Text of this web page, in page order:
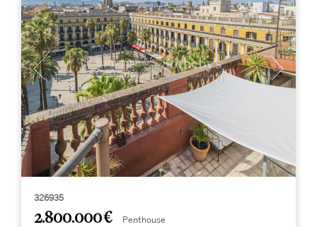
326935
2.800.000 € Penthouse